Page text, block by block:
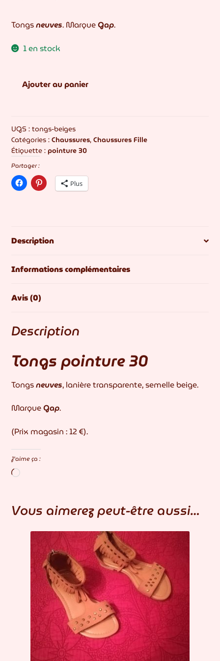
initial
était :
actuel
Tongsneuves. MarqueGap.
1 en stock
quantité
30
Ajouter au panier
UGS :tongs-beiges
Catégories :Chaussures,Chaussures Fille
Étiquette :pointure 30
Partager :
Plus
Description
Informations complémentaires
Avis (0)
Description
Tongs pointure 30
Tongsneuves, lanière transparente, semelle beige.
MarqueGap.
(Prix magasin : 12 €).
J’aime ça :
Chargement…
Vous aimerez peut-être aussi…